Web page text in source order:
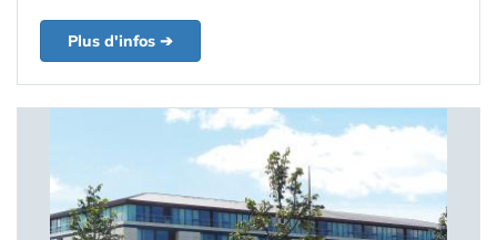
Plus d'infos ➔